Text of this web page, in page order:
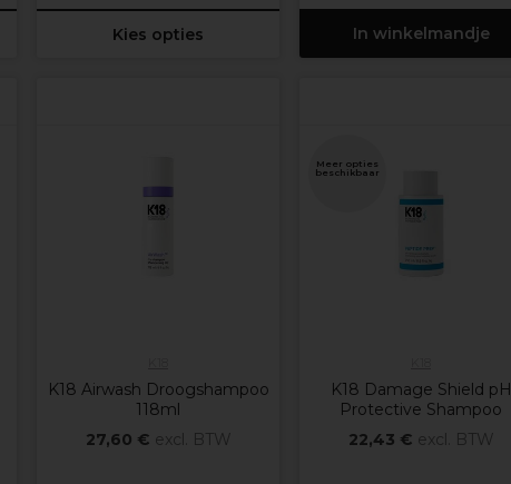
Kies opties In winkelmandje
K18 Airwash Droogshampoo
118ml
27,60 € excl. BTW
Meer opties
beschikbaar
K18 Damage Shield pH
Protective Shampoo
22,43 € excl. BTW